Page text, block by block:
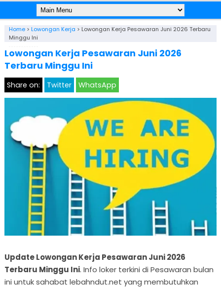
Home> Lowongan Kerja > Lowongan Kerja Pesawaran Juni 2026 Terbaru
Minggu Ini
Lowongan Kerja Pesawaran Juni 2026
Terbaru Minggu Ini
Share on: Twitter WhatsApp
Update Lowongan Kerja Pesawaran Juni 2026
Terbaru Minggu Ini. Info loker terkini di Pesawaran bulan
ini untuk sahabat lebahndut.net yang membutuhkan